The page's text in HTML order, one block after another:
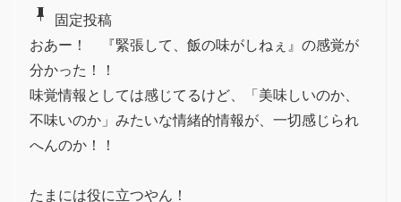
push_pin
固定投稿
おあー！ 『緊張して、飯の味がしねぇ』の感覚が
分かった！！
味覚情報としては感じてるけど、「美味しいのか、
不味いのか」みたいな情緒的情報が、一切感じられ
へんのか！！
たまには役に立つやん！